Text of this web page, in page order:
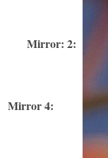
Mirror: 2:
Mirror4: